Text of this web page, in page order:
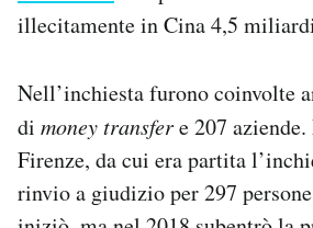
illecitamente in Cina 4,5
Nell’inchiesta furono coinvolte
di money transfere 207
Firenze, da cui era partita
rinvio a giudizio per 297